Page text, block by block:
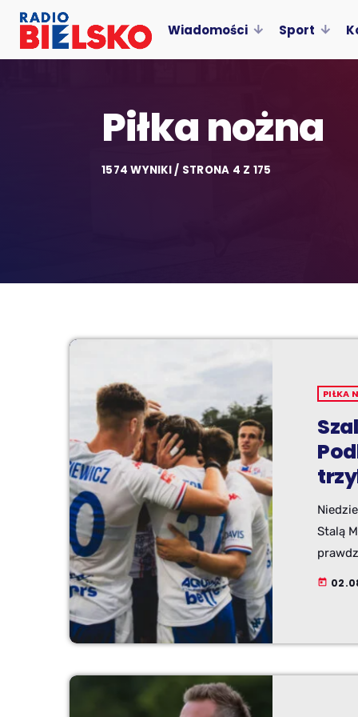
Wiadomości Sport
Piłka nożna
1574 WYNIKI / STRONA 4 Z 175
PIŁKA
Stalą
today